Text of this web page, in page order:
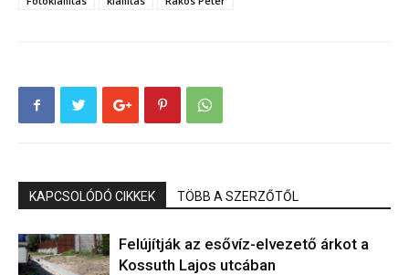
KAPCSOLÓDÓ CIKKEK TÖBB A SZERZŐTŐL
Felújítják az esővíz-elvezető árkot a
Kossuth Lajos utcában